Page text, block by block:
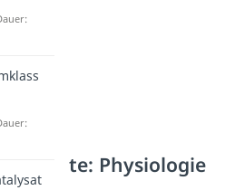
Inhalte: Physiologie